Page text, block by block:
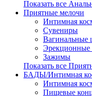
Показать все
Приятные мелочи
Интимная
Сувениры
Вагинальные
Эрекционные
Зажимы
Показать все
БАДЫ/Интимная
Интимная
Пищевые